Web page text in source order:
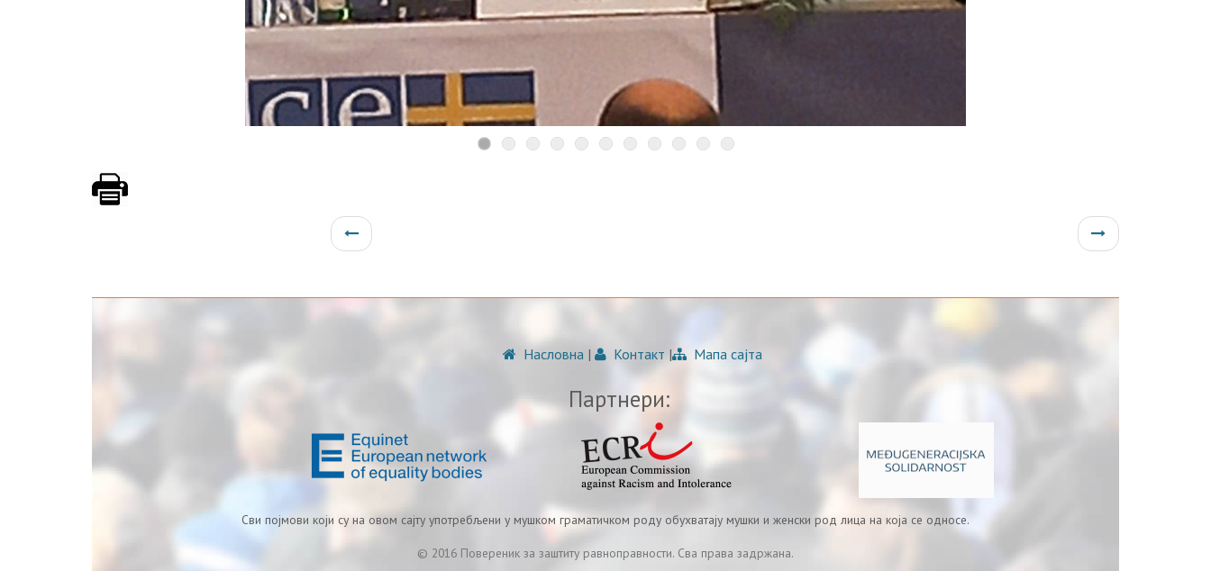
Насловна | Контакт | Мапа сајта
Партнери:
Сви појмови који су на овом сајту употребљени у мушком граматичком роду обухватају мушки и женски род лица на која се односе.
© 2016 Повереник за заштиту равноправности. Сва права задржана.